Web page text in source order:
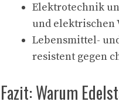
Elektrotechnik
und elektrischen
Lebensmittel-
resistent gegen
Fazit: Warum